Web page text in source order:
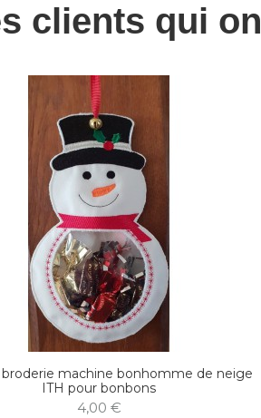
clients qui
machine bonhomme de neige
ITH pour bonbons
4,00 €